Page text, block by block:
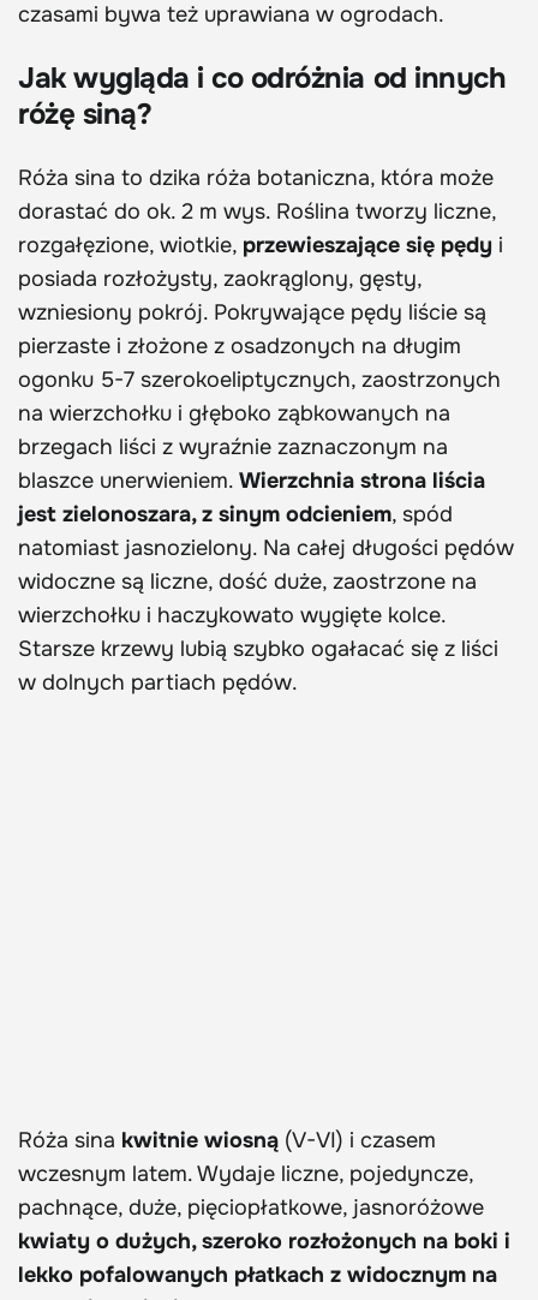
czasami bywa też uprawiana w ogrodach.
Jak wygląda i co odróżnia od innych
różę siną?
Róża sina to dzika róża botaniczna, która może
dorastać do ok. 2 m wys. Roślina tworzy liczne,
rozgałęzione, wiotkie, przewieszające się pędy i
posiada rozłożysty, zaokrąglony, gęsty,
wzniesiony pokrój. Pokrywające pędy liście są
pierzaste i złożone z osadzonych na długim
ogonku 5-7 szerokoeliptycznych, zaostrzonych
na wierzchołku i głęboko ząbkowanych na
brzegach liści z wyraźnie zaznaczonym na
blaszce unerwieniem. Wierzchnia strona liścia
jest zielonoszara, z sinym odcieniem, spód
natomiast jasnozielony. Na całej długości pędów
widoczne są liczne, dość duże, zaostrzone na
wierzchołku i haczykowato wygięte kolce.
Starsze krzewy lubią szybko ogałacać się z liści
w dolnych partiach pędów.
Róża sina kwitnie wiosną (V-VI) i czasem
wczesnym latem. Wydaje liczne, pojedyncze,
pachnące, duże, pięciopłatkowe, jasnoróżowe
kwiaty o dużych, szeroko rozłożonych na boki i
lekko pofalowanych płatkach z widocznym na